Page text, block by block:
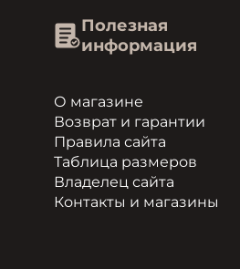
Полезная
информация
О магазине
Возврат и гарантии
Правила сайта
Таблица размеров
Владелец сайта
Контакты и магазины